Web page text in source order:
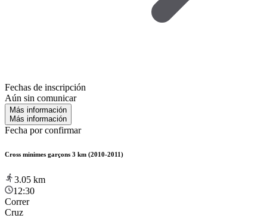
Fechas de inscripción
Aún sin comunicar
Más información
Más información
Fecha por confirmar
Cross minimes garçons 3 km (2010-2011)
3.05 km
12:30
Correr
Cruz